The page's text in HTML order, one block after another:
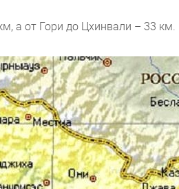
а от Гори до Цхинвали – 33 км.